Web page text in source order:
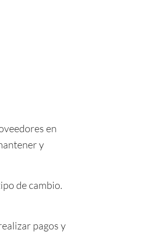
en
y
de cambio.
pagos y